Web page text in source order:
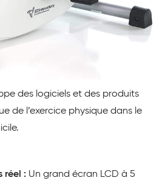
des logiciels et des produits
de l’exercice physique dans le
réel : Un grand écran LCD à 5